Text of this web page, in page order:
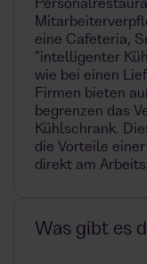
eine Cafeteria,
"intelligenter
wie bei einen
Firmen bieten
begrenzen das
Kühlschrank.
die Vorteile
direkt am
Was gibt es